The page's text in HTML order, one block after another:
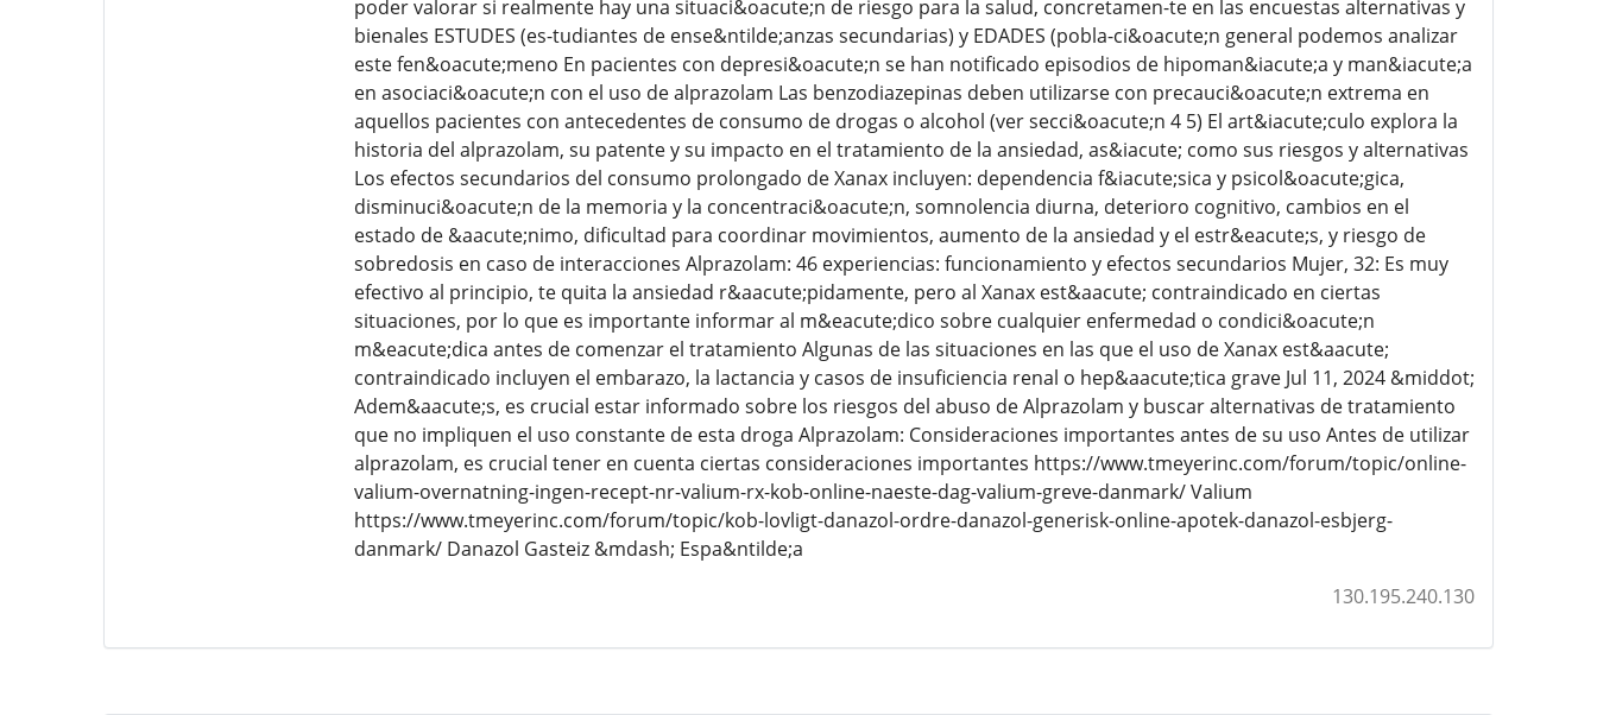
poder valorar si realmente hay una situaci&oacute;n de riesgo para la salud, concretamen-te en las encuestas alternativas y
bienales ESTUDES (es-tudiantes de ense&ntilde;anzas secundarias) y EDADES (pobla-ci&oacute;n general podemos analizar
este fen&oacute;meno En pacientes con depresi&oacute;n se han notificado episodios de hipoman&iacute;a y man&iacute;a
en asociaci&oacute;n con el uso de alprazolam Las benzodiazepinas deben utilizarse con precauci&oacute;n extrema en
aquellos pacientes con antecedentes de consumo de drogas o alcohol (ver secci&oacute;n 4 5) El art&iacute;culo explora la
historia del alprazolam, su patente y su impacto en el tratamiento de la ansiedad, as&iacute; como sus riesgos y alternativas
Los efectos secundarios del consumo prolongado de Xanax incluyen: dependencia f&iacute;sica y psicol&oacute;gica,
disminuci&oacute;n de la memoria y la concentraci&oacute;n, somnolencia diurna, deterioro cognitivo, cambios en el
estado de &aacute;nimo, dificultad para coordinar movimientos, aumento de la ansiedad y el estr&eacute;s, y riesgo de
sobredosis en caso de interacciones Alprazolam: 46 experiencias: funcionamiento y efectos secundarios Mujer, 32: Es muy
efectivo al principio, te quita la ansiedad r&aacute;pidamente, pero al Xanax est&aacute; contraindicado en ciertas
situaciones, por lo que es importante informar al m&eacute;dico sobre cualquier enfermedad o condici&oacute;n
m&eacute;dica antes de comenzar el tratamiento Algunas de las situaciones en las que el uso de Xanax est&aacute;
contraindicado incluyen el embarazo, la lactancia y casos de insuficiencia renal o hep&aacute;tica grave Jul 11, 2024 &middot;
Adem&aacute;s, es crucial estar informado sobre los riesgos del abuso de Alprazolam y buscar alternativas de tratamiento
que no impliquen el uso constante de esta droga Alprazolam: Consideraciones importantes antes de su uso Antes de utilizar
alprazolam, es crucial tener en cuenta ciertas consideraciones importantes https://www.tmeyerinc.com/forum/topic/online-
valium-overnatning-ingen-recept-nr-valium-rx-kob-online-naeste-dag-valium-greve-danmark/ Valium
https://www.tmeyerinc.com/forum/topic/kob-lovligt-danazol-ordre-danazol-generisk-online-apotek-danazol-esbjerg-
danmark/ Danazol Gasteiz &mdash; Espa&ntilde;a
130.195.240.130